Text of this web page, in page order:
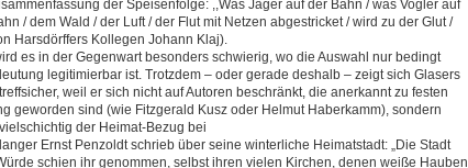
der Speisenfolge: ,,Was Jäger auf der Bahn / was Vogler auf
/ dem Wald / der Luft / der Flut mit Netzen abgestricket / wird zu der Glut /
Harsdörffers Kollegen Johann Klaj).
es in der Gegenwart besonders schwierig, wo die Auswahl nur bedingt
legitimierbar ist. Trotzdem – oder gerade deshalb – zeigt sich Glasers
weil er sich nicht auf Autoren beschränkt, die anerkannt zu festen
geworden sind (wie Fitzgerald Kusz oder Helmut Haberkamm), sondern
der Heimat-Bezug bei
Ernst Penzoldt schrieb über seine winterliche Heimatstadt: „Die Stadt
schien ihr genommen, selbst ihren vielen Kirchen, denen weiße Hauben